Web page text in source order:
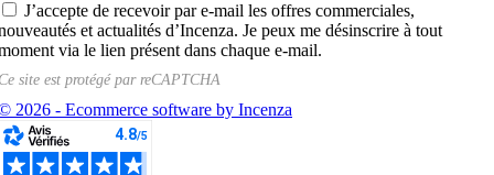
J’accepte de recevoir par e-mail les offres commerciales,
et actualités d’Incenza. Je peux me désinscrire à tout
via le lien présent dans chaque e-mail.
site est protégé parreCAPTCHA
2026 - Ecommerce software by Incenza